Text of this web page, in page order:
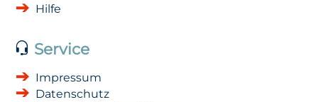
Hilfe
Service
Impressum
Datenschutz